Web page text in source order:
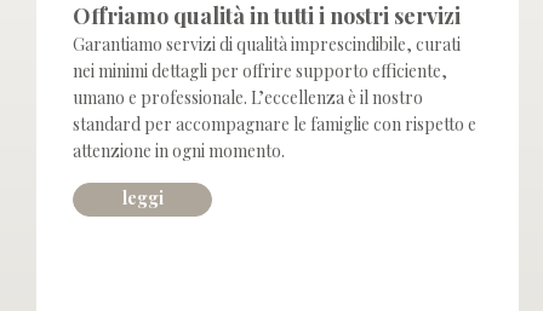
Offriamo qualità in tutti i nostri servizi
Garantiamo servizi di qualità imprescindibile, curati
nei minimi dettagli per offrire supporto efficiente,
umano e professionale. L’eccellenza è il nostro
standard per accompagnare le famiglie con rispetto e
attenzione in ogni momento.
leggi